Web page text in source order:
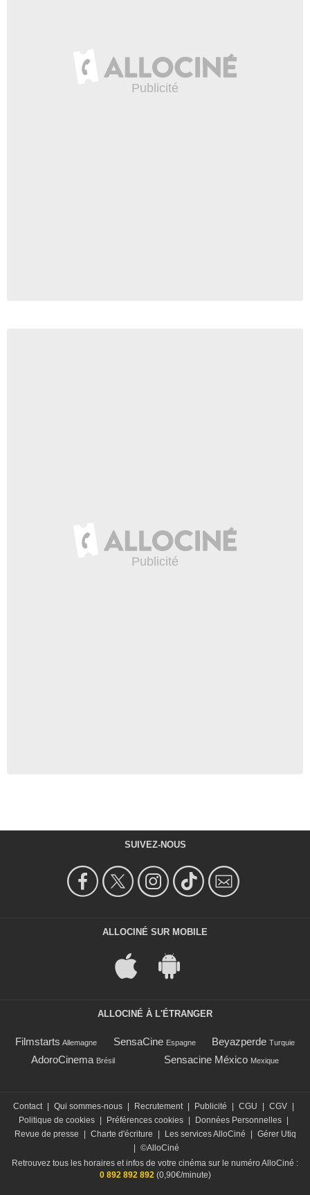
SUIVEZ-NOUS
ALLOCINÉ SUR MOBILE
ALLOCINÉ À L'ÉTRANGER
Filmstarts Allemagne SensaCine Espagne Beyazperde Turquie
AdoroCinema Brésil Sensacine México Mexique
Contact Qui sommes-nous Recrutement Publicité CGU CGV
Politique de cookies
Préférences cookies Données Personnelles
Revue de presse
Charte d'écriture Les services AlloCiné
Gérer Utiq
©AlloCiné
Retrouvez tous les horaires et infos de votre cinéma sur le numéro AlloCiné :
0 892 892 892(0,90€/minute)